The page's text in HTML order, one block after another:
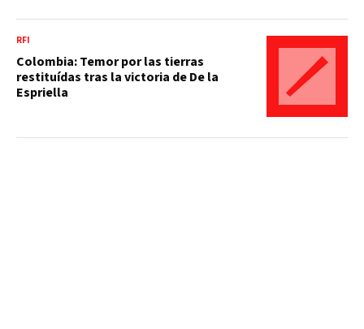
RFI
Colombia: Temor por las tierras
restituídas tras la victoria de De la
Espriella